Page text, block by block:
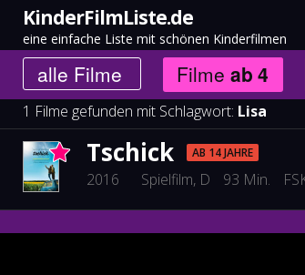
KinderFilmListe.de
eine einfache Liste mit schönen Kinderfilmen
alle Filme Filme ab 4
1 Filme gefunden mit Schlagwort: Lisa
Tschick AB 14 JAHRE
2016 Spielfilm, D 93 Min.